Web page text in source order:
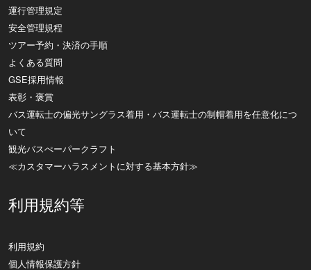
運行管理規定
安全管理規程
ツアー予約・決済の手順
よくある質問
GSE採用情報
表彰・褒賞
バス運転士の偏光サングラス着用・バス運転士の制帽着用を任意化につ
いて
観光バスぺーパークラフト
≪カスタマーハラスメントに対する基本方針≫
利用規約等
利用規約
個人情報保護方針